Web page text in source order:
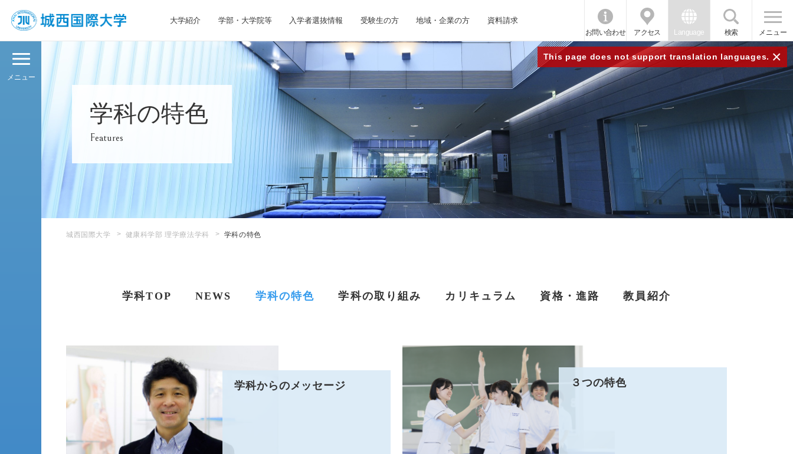
大学紹介 学部・大学院等 入学者選抜情報 受験生の方 地域・企業の方 資料請求
お問い合わせ アクセス Language 検索 メニュー
This page does not support translation languages. ×
メニュー
学科の特色
Features
城西国際大学 健康科学部 理学療法学科 学科の特色
学科TOP NEWS 学科の特色 学科の取り組み カリキュラム 資格・進路 教員紹介
学科からのメッセージ ３つの特色